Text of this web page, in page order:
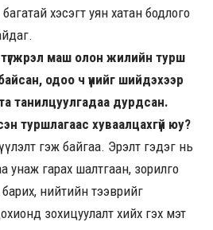
хэсэгт уян хатан бодлого
маш олон жилийн турш
одоо ч үүнийг шийдэхээр
танилцуулгадаа дурдсан.
туршлагаас хуваалцахгүй юу?
гэж байгаа. Эрэлт гэдэг нь
унаж гарах шалтгаан, зорилго
нийтийн тээврийг
зохицуулалт хийх гэх мэт